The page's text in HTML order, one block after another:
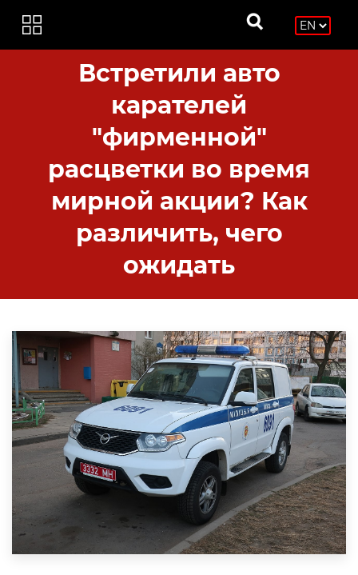
Встретили авто
карателей
"фирменной"
расцветки во время
мирной акции? Как
различить, чего
ожидать